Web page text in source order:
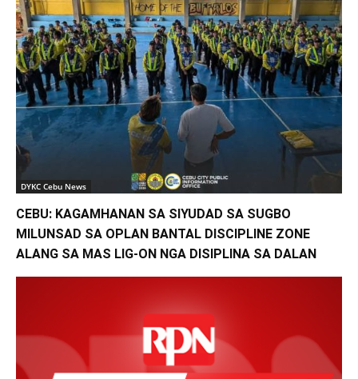
DYKC Cebu News
CEBU: KAGAMHANAN SA SIYUDAD SA SUGBO
MILUNSAD SA OPLAN BANTAL DISCIPLINE ZONE
ALANG SA MAS LIG-ON NGA DISIPLINA SA DALAN